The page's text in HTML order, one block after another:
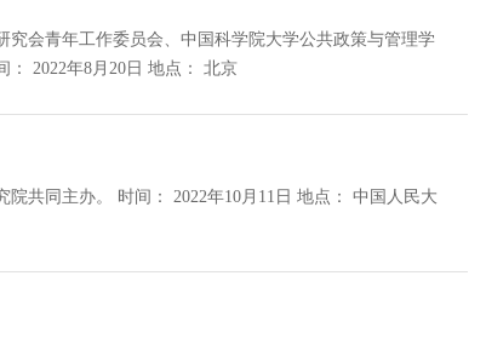
会青年工作委员会、中国科学院大学公共政策与管理学
院、中国科学院科技战略咨询研究院、中国科学院大学创新创业学院联合承办。 时间： 2022年8月20日 地点： 北京
地点： 中国人民大